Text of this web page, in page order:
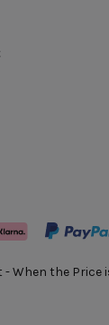
- When the Price